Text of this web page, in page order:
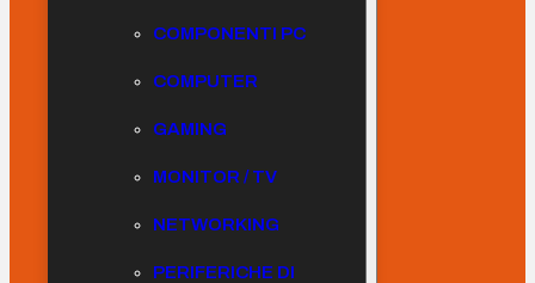
COMPONENTI PC
COMPUTER
GAMING
MONITOR / TV
NETWORKING
PERIFERICHE DI